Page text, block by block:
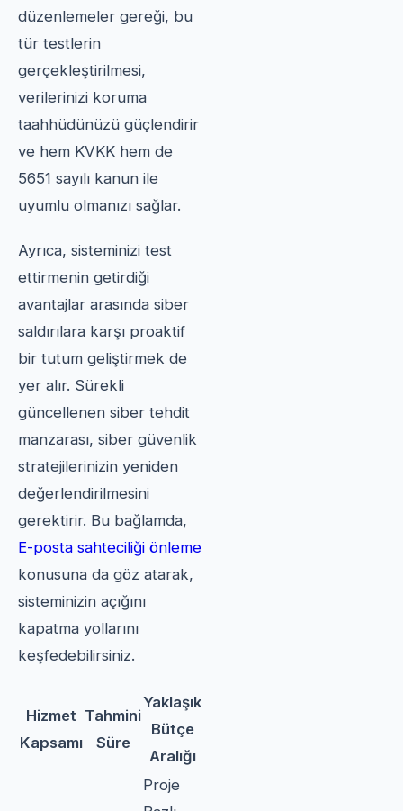
düzenlemeler gereği, bu
tür testlerin
gerçekleştirilmesi,
verilerinizi koruma
taahhüdünüzü güçlendirir
ve hem KVKK hem de
5651 sayılı kanun ile
uyumlu olmanızı sağlar.
Ayrıca, sisteminizi test
ettirmenin getirdiği
avantajlar arasında siber
saldırılara karşı proaktif
bir tutum geliştirmek de
yer alır. Sürekli
güncellenen siber tehdit
manzarası, siber güvenlik
stratejilerinizin yeniden
değerlendirilmesini
gerektirir. Bu bağlamda,
E-posta sahteciliği önleme
konusuna da göz atarak,
sisteminizin açığını
kapatma yollarını
keşfedebilirsiniz.
Hizmet
Kapsamı
Tahmini
Süre
Yaklaşık
Bütçe
Aralığı
Proje